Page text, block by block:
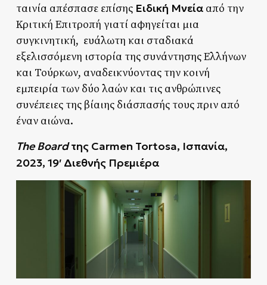
ταινία απέσπασε επίσης Ειδική Μνείααπό την
Κριτική Επιτροπή γιατί αφηγείται μια
συγκινητική, ευάλωτη και σταδιακά
εξελισσόμενη ιστορία της συνάντησης Ελλήνων
και Τούρκων, αναδεικνύοντας την κοινή
εμπειρία των δύο λαών και τις ανθρώπινες
συνέπειες της βίαιης διάσπασής τους πριν από
έναν αιώνα.
The Boardτης Carmen Tortosa, Ισπανία,
2023, 19′ Διεθνής Πρεμιέρα